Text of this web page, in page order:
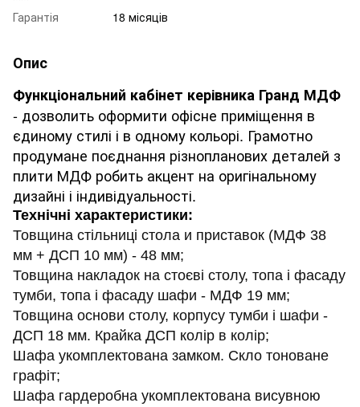
Гарантія
18 місяців
Опис
Функціональний кабінет керівника Гранд МДФ
- дозволить оформити офісне приміщення в
єдиному стилі і в одному кольорі. Грамотно
продумане поєднання різнопланових деталей з
плити МДФ робить акцент на оригінальному
дизайні і індивідуальності.
Технічні характеристики:
Товщина стільниці стола и приставок (МДФ 38
мм + ДСП 10 мм) - 48 мм;
Товщина накладок на стоєві столу, топа і фасаду
тумби, топа і фасаду шафи - МДФ 19 мм;
Товщина основи столу, корпусу тумби і шафи -
ДСП 18 мм. Крайка ДСП колір в колір;
Шафа укомплектована замком. Скло тоноване
графіт;
Шафа гардеробна укомплектована висувною